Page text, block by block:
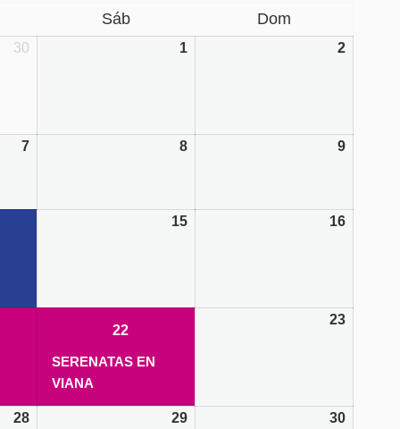
Sáb Dom
30 1 2
7 8 9
15 16
22
SERENATAS EN
VIANA
23
28 29 30